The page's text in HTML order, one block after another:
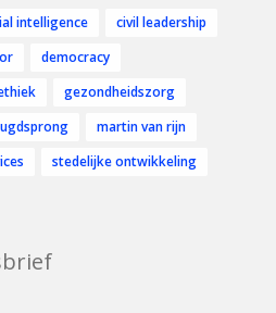
intelligence
civil leadership
democracy
gezondheidszorg
martin van rijn
stedelijke ontwikkeling